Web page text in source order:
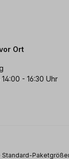
Ort
- 16:30 Uhr